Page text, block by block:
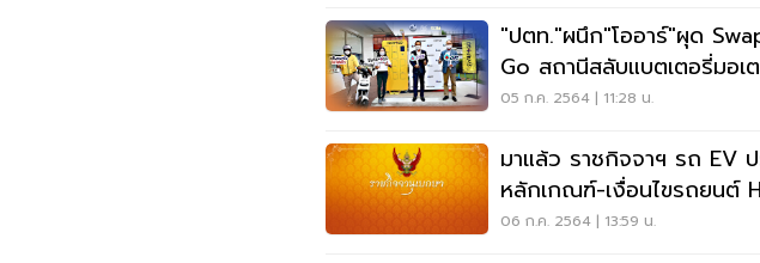
"ปตท."ผนึก"โออาร์"ผุด
Go สถานีสลับแบตเตอรี่มอเ
ไฟฟ้า
05 ก.ค. 2564 | 11:28 น.
มาแล้ว ราชกิจจาฯ รถ EV
หลักเกณฑ์-เงื่อนไขรถยนต์
และ EPV 10 ที่นั่ง
06 ก.ค. 2564 | 13:59 น.